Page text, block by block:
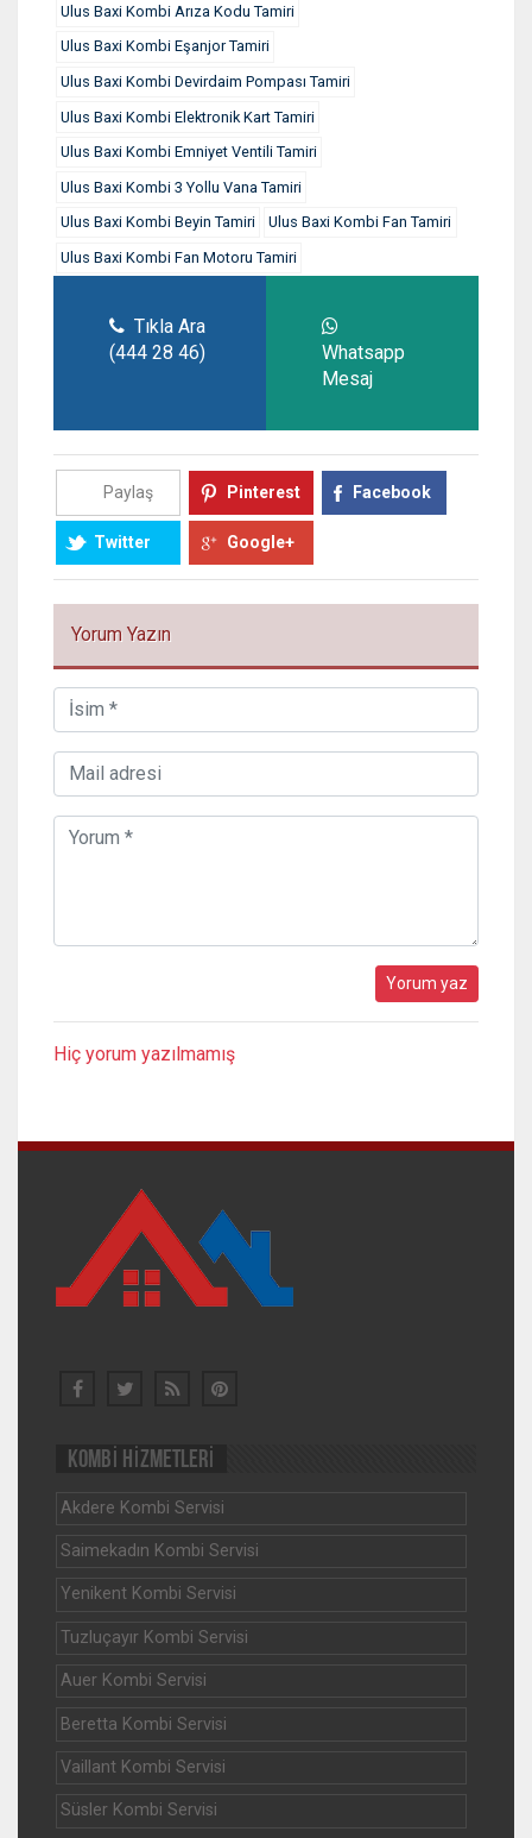
Ulus Baxi Kombi Arıza Kodu Tamiri
Ulus Baxi Kombi Eşanjor Tamiri
Ulus Baxi Kombi Devirdaim Pompası Tamiri
Ulus Baxi Kombi Elektronik Kart Tamiri
Ulus Baxi Kombi Emniyet Ventili Tamiri
Ulus Baxi Kombi 3 Yollu Vana Tamiri
Ulus Baxi Kombi Beyin Tamiri
Ulus Baxi Kombi Fan Tamiri
Ulus Baxi Kombi Fan Motoru Tamiri
Tıkla Ara
(444 28 46)
Whatsapp
Mesaj
Paylaş Pinterest Facebook
Twitter Google+
Yorum Yazın
Hiç yorum yazılmamış
KOMBİ HİZMETLERİ
Akdere Kombi Servisi
Saimekadın Kombi Servisi
Yenikent Kombi Servisi
Tuzluçayır Kombi Servisi
Auer Kombi Servisi
Beretta Kombi Servisi
Vaillant Kombi Servisi
Süsler Kombi Servisi